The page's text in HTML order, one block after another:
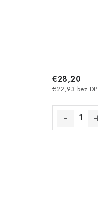
€22,93 bez
€28,20